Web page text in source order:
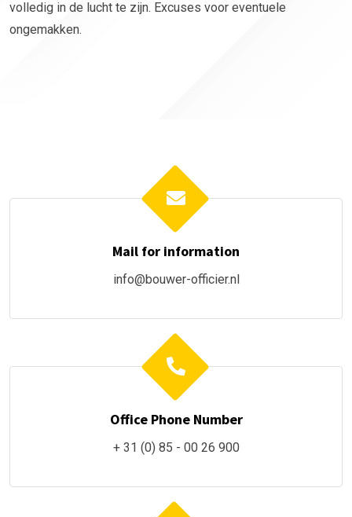
volledig in de lucht te zijn. Excuses voor eventuele
ongemakken.
Mail for information
info@bouwer-officier.nl
Office Phone Number
+ 31 (0) 85 - 00 26 900